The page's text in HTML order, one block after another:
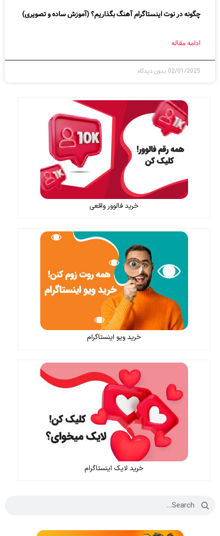
چگونه در نوت اینستاگرام آهنگ بگذاریم؟ (آموزش ساده و تصویری)
ادامه مقاله
02/01/2025 بدون دیدگاه
خرید فالوور واقعی
خرید ویو اینستاگرام
خرید لایک اینستاگرام